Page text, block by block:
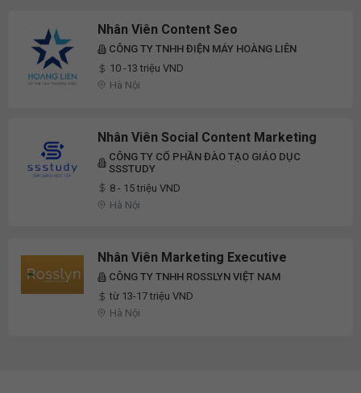
Nhân Viên Content Seo
CÔNG TY TNHH ĐIỆN MÁY HOÀNG LIÊN
10 -13 triệu VND
Hà Nội
Nhân Viên Social Content Marketing
CÔNG TY CỔ PHẦN ĐÀO TẠO GIÁO DỤC
SSSTUDY
8 - 15 triệu VND
Hà Nội
Nhân Viên Marketing Executive
CÔNG TY TNHH ROSSLYN VIỆT NAM
từ 13-17 triệu VND
Hà Nội